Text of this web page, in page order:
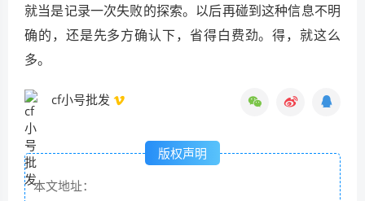
就当是记录一次失败的探索。以后再碰到这种信息不明
确的，还是先多方确认下，省得白费劲。得，就这么
多。
cf小号批发
版权声明
本文地址：